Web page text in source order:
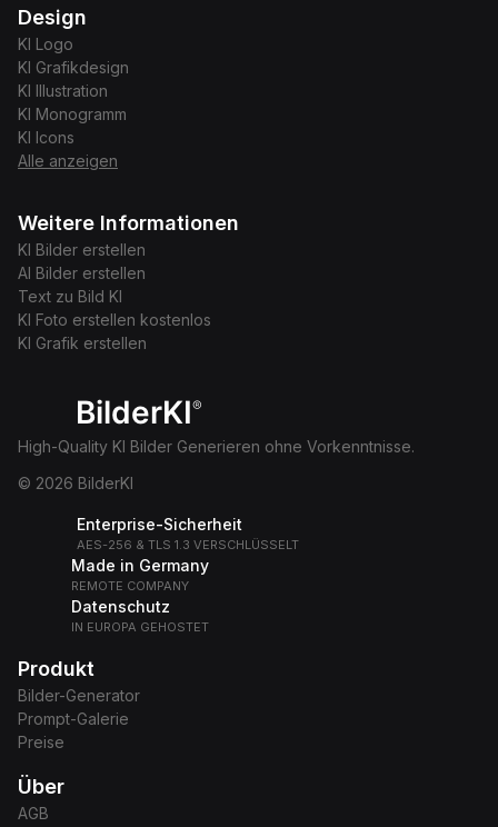
Design
KI Logo
KI Grafikdesign
KI
Illustration
KI Monogramm
KI
Icons
Alle anzeigen
Weitere Informationen
KI Bilder erstellen
AI Bilder erstellen
Text zu Bild KI
KI Foto erstellen kostenlos
KI Grafik erstellen
BilderKI®
High-Quality KI Bilder Generieren ohne Vorkenntnisse.
© 2026 BilderKI
Enterprise-Sicherheit
AES-256 & TLS 1.3 VERSCHLÜSSELT
Made in Germany
REMOTE COMPANY
Datenschutz
IN EUROPA GEHOSTET
Produkt
Bilder-Generator
Prompt-Galerie
Preise
Über
AGB